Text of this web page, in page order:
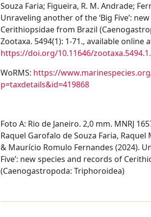
Souza Faria; Figueira, R. M. Andrade;
Unraveling another of the ‘Big Fiveʹ:
Cerithiopsidae from Brazil
Zootaxa. 5494(1): 1-71., available online
https://doi.org/10.11646/
WoRMS: https://
p=taxdetails&id=419868
Foto A: Rio de Janeiro. 2,0 mm. MNRJ
Raquel Garofalo de Souza Faria,
& Maurício Romulo Fernandes (2024).
Fiveʹ: new species and records of
(Caenogastropoda: Triphoroidea)